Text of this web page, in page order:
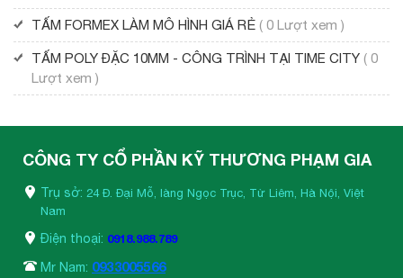
TẤM FORMEX LÀM MÔ HÌNH GIÁ RẺ ( 0 Lượt xem )
TẤM POLY ĐẶC 10MM - CÔNG TRÌNH TẠI TIME CITY ( 0
Lượt xem )
CÔNG TY CỔ PHẦN KỸ THƯƠNG PHẠM GIA
Trụ sở: 24 Đ. Đại Mỗ, làng Ngọc Trục, Từ Liêm, Hà Nội, Việt
Nam
Điện thoại: 0918.988.789
Mr Nam: 0933005566